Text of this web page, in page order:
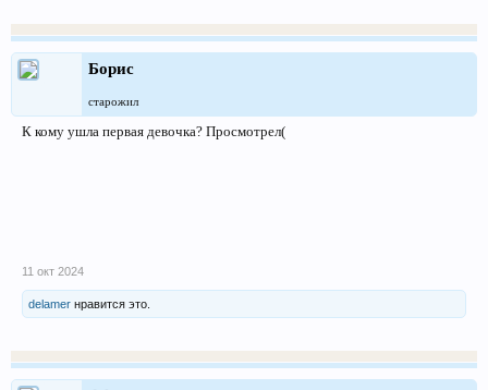
Борис
старожил
К кому ушла первая девочка? Просмотрел(
11 окт 2024
delamer нравится это.